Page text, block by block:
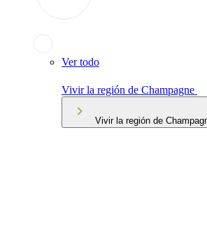
Ver todo
Vivir la región de Champagne
Vivir la región de